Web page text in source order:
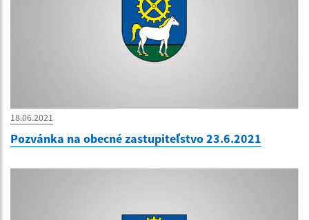
18.06.2021
Pozvánka na obecné zastupiteľstvo 23.6.2021